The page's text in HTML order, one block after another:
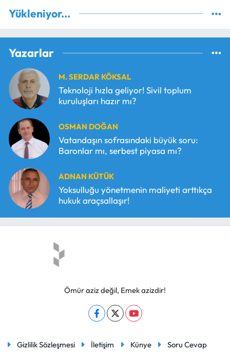
Yükleniyor...
Yazarlar
M. SERDAR KÖKSAL
Teknoloji hızla geliyor! Sivil toplum
kuruluşları hazır mı?
OSMAN DOĞAN
Vatandaşın sofrasındaki büyük soru:
Baronlar mı, serbest piyasa mı?
ADNAN KÜTÜK
Yoksulluğu yönetmenin maliyeti arttıkça
hukuk araçsallaşır!
Ömür aziz değil, Emek azizdir!
Gizlilik Sözleşmesi İletişim Künye
Soru Cevap